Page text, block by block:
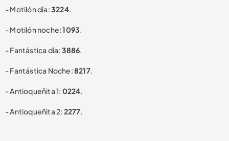
- Motilón día:3224.
- Motilón noche:1093.
- Fantástica día: 3886.
- Fantástica Noche:8217.
- Antioqueñita 1: 0224.
- Antioqueñita 2: 2277.